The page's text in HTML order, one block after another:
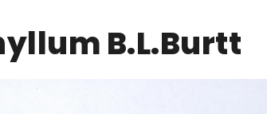
B.L.Burtt